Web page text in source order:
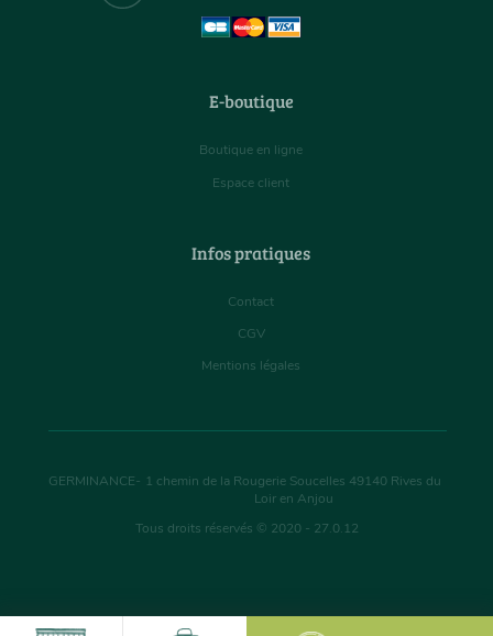
E-boutique
Boutique en ligne
Espace client
Infos pratiques
Contact
CGV
Mentions légales
GERMINANCE- 1 chemin de la Rougerie Soucelles 49140 Rives du
Loir en Anjou
Tous droits réservés © 2020 - 27.0.12